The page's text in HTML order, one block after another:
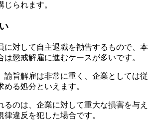
られます。
に対して自主退職を勧告するもので、本
は懲戒解雇に進むケースが多いです。
諭旨解雇は非常に重く、企業としては従
る処分といえます。
るのは、企業に対して重大な損害を与え
律違反を犯した場合です。